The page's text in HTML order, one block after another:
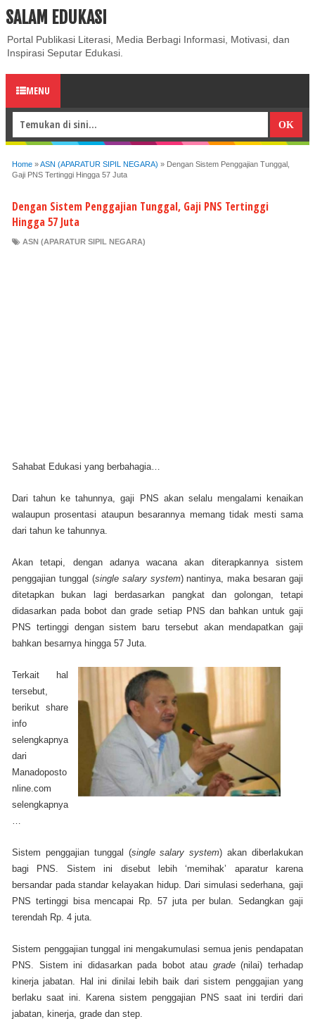
ABOUT CONTACT US
SALAM EDUKASI
Portal Publikasi Literasi, Media Berbagi Informasi, Motivasi, dan
Inspirasi Seputar Edukasi.
MENU
Home »ASN (APARATUR SIPIL NEGARA) » Dengan Sistem Penggajian Tunggal,
Gaji PNS Tertinggi Hingga 57 Juta
Dengan Sistem Penggajian Tunggal, Gaji PNS Tertinggi
Hingga 57 Juta
ASN (APARATUR SIPIL NEGARA)
Sahabat Edukasi yang berbahagia…
Dari tahun ke tahunnya, gaji PNS akan selalu mengalami kenaikan
walaupun prosentasi ataupun besarannya memang tidak mesti sama
dari tahun ke tahunnya.
Akan tetapi, dengan adanya wacana akan diterapkannya sistem
penggajian tunggal (single salary system) nantinya, maka besaran gaji
ditetapkan bukan lagi berdasarkan pangkat dan golongan, tetapi
didasarkan pada bobot dan grade setiap PNS dan bahkan untuk gaji
PNS tertinggi dengan sistem baru tersebut akan mendapatkan gaji
bahkan besarnya hingga 57 Juta.
Terkait hal
tersebut,
berikut share
info
selengkapnya
dari
Manadoposto
nline.com
selengkapnya
Sistem penggajian tunggal (single salary system) akan diberlakukan
bagi PNS. Sistem ini disebut lebih ‘memihak’ aparatur karena
bersandar pada standar kelayakan hidup. Dari simulasi sederhana, gaji
PNS tertinggi bisa mencapai Rp. 57 juta per bulan. Sedangkan gaji
terendah Rp. 4 juta.
Sistem penggajian tunggal ini mengakumulasi semua jenis pendapatan
PNS. Sistem ini didasarkan pada bobot atau grade(nilai) terhadap
kinerja jabatan. Hal ini dinilai lebih baik dari sistem penggajian yang
berlaku saat ini. Karena sistem penggajian PNS saat ini terdiri dari
jabatan, kinerja, grade dan step.